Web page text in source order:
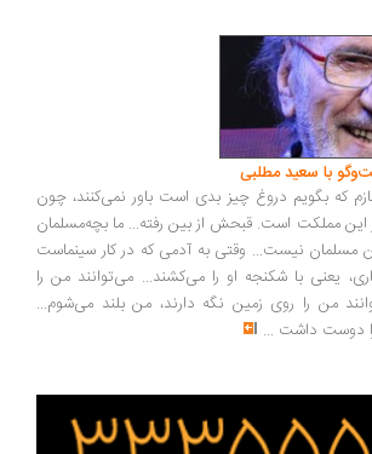
با سعید مطلبی
که بگویم دروغ چیز بدی است باور نمی‌کنند، چون
مملکت است. قبحش از بین رفته... ما بچه‌مسلمان
مسلمان نیست... وقتی به آدمی که در کار سینماست
یعنی با شکنجه او را می‌کشند... می‌توانند من را
من را روی زمین نگه دارند، من بلند می‌شوم...
دوست داشت ...